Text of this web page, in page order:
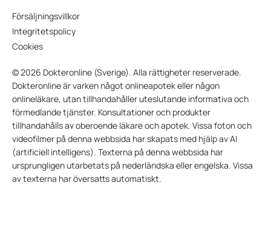
Försäljningsvillkor
Integritetspolicy
Cookies
© 2026 Dokteronline (Sverige). Alla rättigheter reserverade.
Dokteronline är varken något onlineapotek eller någon
onlineläkare, utan tillhandahåller uteslutande informativa och
förmedlande tjänster. Konsultationer och produkter
tillhandahålls av oberoende läkare och apotek. Vissa foton och
videofilmer på denna webbsida har skapats med hjälp av AI
(artificiell intelligens). Texterna på denna webbsida har
ursprungligen utarbetats på nederländska eller engelska. Vissa
av texterna har översatts automatiskt.